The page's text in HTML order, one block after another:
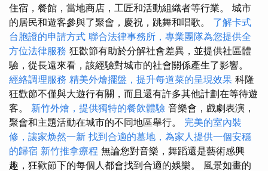
住宿，餐館，當地商店，工匠和活動組織者等行業。 城市
的居民和遊客參與了聚會，慶祝，跳舞和唱歌。 了解卡式
台胞證的申請方式 聯合法律事務所，專業團隊為您提供全
方位法律服務 狂歡節有助於分解社會差異，並提供社區體
驗，從長遠來看，該經驗對城市的社會關係產生了影響。
經絡調理服務 精美外燴擺盤，提升每道菜的呈現效果 科隆
狂歡節不僅與大遊行有關，而且還有許多其他計劃在等待遊
客。 新竹外燴，提供獨特的餐飲體驗 音樂會，戲劇表演，
聚會和主題活動在城市的不同地區舉行。 完美的室內裝
修，讓家焕然一新 找到合適的墓地，為家人提供一個安穩
的歸宿 新竹推拿療程 無論您對音樂，舞蹈還是藝術感興
趣，狂歡節下的每個人都會找到合適的娛樂。 風景如畫的